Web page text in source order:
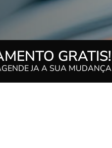
GRATIS!
JA A SUA MUDANÇA